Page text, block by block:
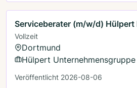
Serviceberater (m/w/d)
Vollzeit
Dortmund
Hülpert Unternehmensgruppe
Veröffentlicht 2026-08-06